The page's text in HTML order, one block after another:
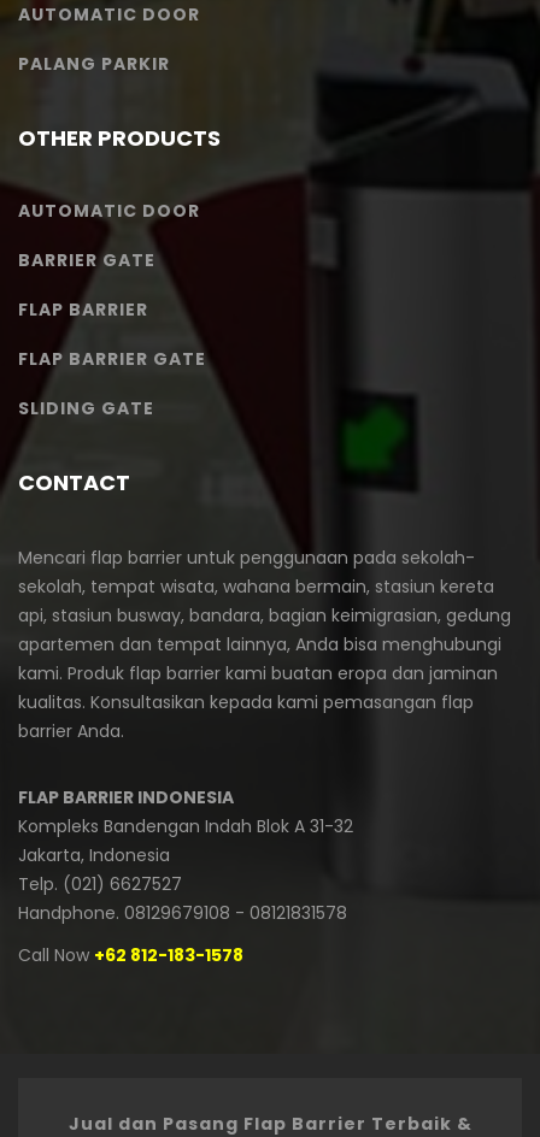
AUTOMATIC DOOR
PALANG PARKIR
OTHER PRODUCTS
AUTOMATIC DOOR
BARRIER GATE
FLAP BARRIER
FLAP BARRIER GATE
SLIDING GATE
CONTACT
Mencari flap barrier untuk penggunaan pada sekolah-
sekolah, tempat wisata, wahana bermain, stasiun kereta
api, stasiun busway, bandara, bagian keimigrasian, gedung
apartemen dan tempat lainnya, Anda bisa menghubungi
kami. Produk flap barrier kami buatan eropa dan jaminan
kualitas. Konsultasikan kepada kami pemasangan flap
barrier Anda.
FLAP BARRIER INDONESIA
Kompleks Bandengan Indah Blok A 31-32
Jakarta, Indonesia
Telp. (021) 6627527
Handphone. 08129679108 - 08121831578
Call Now +62 812-183-1578
Jual dan Pasang Flap Barrier Terbaik &